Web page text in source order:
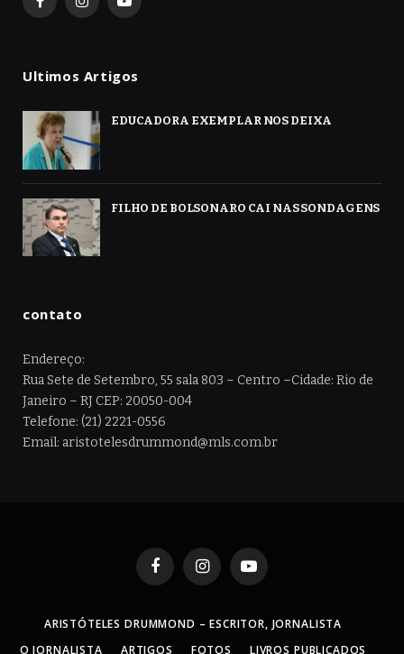
FacebookInstagramYouTube
Ultimos Artigos
EDUCADORA EXEMPLAR NOS DEIXA
FILHO DE BOLSONARO CAI NAS SONDAGENS
contato
Endereço:
Rua Sete de Setembro, 55 sala 803 – Centro –Cidade: Rio de
Janeiro – RJ CEP: 20050-004
Telefone: (21) 2221-0556
Email: aristotelesdrummond@mls.com.br
FacebookInstagramYouTube
ARISTÓTELES DRUMMOND – ESCRITOR, JORNALISTA
O JORNALISTA
ARTIGOS FOTOS LIVROS PUBLICADOS